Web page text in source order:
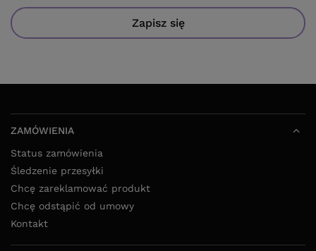
Zapisz się
ZAMÓWIENIA
Status zamówienia
Śledzenie przesyłki
Chcę zareklamować produkt
Chcę odstąpić od umowy
Kontakt